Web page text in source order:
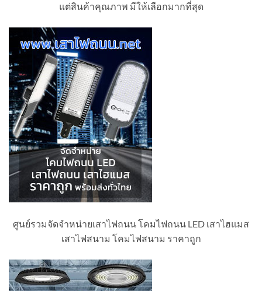
แต่สินค้าคุณภาพ มีให้เลือกมากที่สุด
ศูนย์รวมจัดจำหน่ายเสาไฟถนน โคมไฟถนน LED เสาไฮแมส
เสาไฟสนาม โคมไฟสนาม ราคาถูก